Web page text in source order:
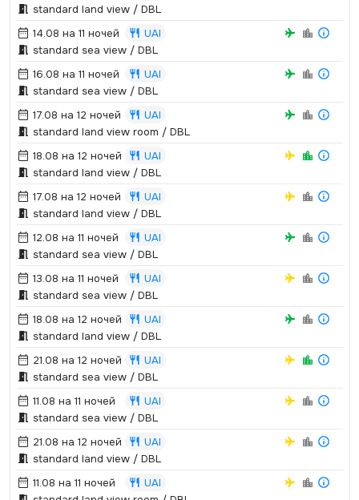
standard land view / DBL
14.08 на 11 ночей
UAI
standard sea view / DBL
16.08 на 11 ночей
UAI
standard sea view / DBL
17.08 на 12 ночей
UAI
standard land view room / DBL
18.08 на 12 ночей
UAI
standard land view / DBL
17.08 на 12 ночей
UAI
standard land view / DBL
12.08 на 11 ночей
UAI
standard sea view / DBL
13.08 на 11 ночей
UAI
standard sea view / DBL
18.08 на 12 ночей
UAI
standard land view / DBL
21.08 на 12 ночей
UAI
standard sea view / DBL
11.08 на 11 ночей
UAI
standard sea view / DBL
21.08 на 12 ночей
UAI
standard land view / DBL
11.08 на 11 ночей
UAI